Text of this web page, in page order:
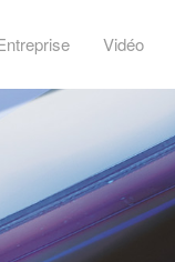
Vidéo